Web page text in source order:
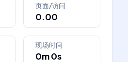
页面/访问
0.00
现场时间
0m 0s